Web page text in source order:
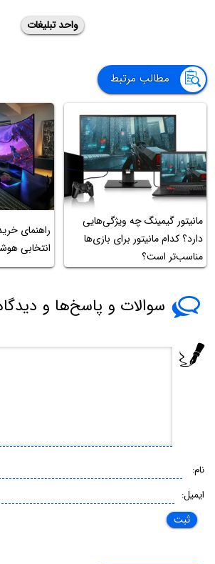
واحد تبلیغات
مطالب مرتبط
مانیتور گیمینگ چه ویژگی‌هایی
دارد؟ کدام مانیتور برای بازی‌ها
مناسب‌تر است؟
راهنمای
انتخابی
سوالات و پاسخ‌ها و
نام:
ایمیل: